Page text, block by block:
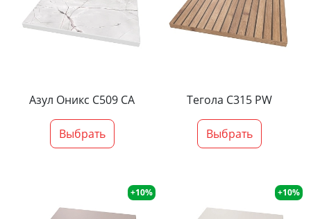
Азул Оникс С509 СА
Выбрать
Тегола С315 PW
Выбрать
+10% +10%